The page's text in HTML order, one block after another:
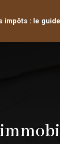
impôts : le guide